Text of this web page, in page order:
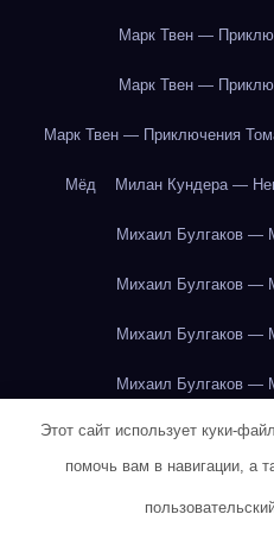
Марк Твен —
Марк Твен —
Марк Твен — Приключения
Мёд Милан Кундера —
Михаил Булгаков —
Михаил Булгаков —
Михаил Булгаков —
Михаил Булгаков —
Михаил Булгаков —
Михаил Булгаков —
Михаил Булгаков —
Этот сайт использует куки-
помочь вам в навигации, а